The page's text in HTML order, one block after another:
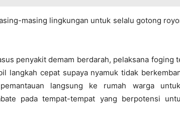
masing lingkungan untuk selalu gotong
penyakit demam berdarah, pelaksana foging
langkah cepat supaya nyamuk tidak
langsung ke rumah warga
pada tempat-tempat yang berpotensi